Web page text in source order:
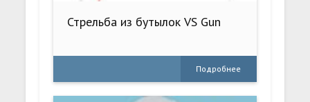
Стрельба из бутылок VS Gun
Подробнее